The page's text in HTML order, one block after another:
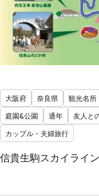
大阪府 奈良県 観光名所
庭園&公園
通年 友人と
カップル・夫婦旅行
信貴生駒スカイライン